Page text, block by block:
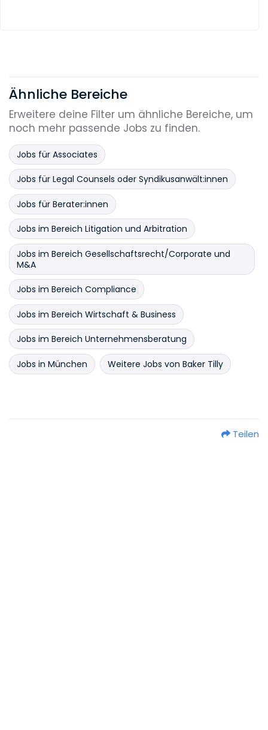
Ähnliche Bereiche
Erweitere deine Filter um ähnliche Bereiche, um
noch mehr passende Jobs zu finden.
Jobs für Associates
Jobs für Legal Counsels oder Syndikusanwält:innen
Jobs für Berater:innen
Jobs im Bereich Litigation und Arbitration
Jobs im Bereich Gesellschaftsrecht/Corporate und
M&A
Jobs im Bereich Compliance
Jobs im Bereich Wirtschaft & Business
Jobs im Bereich Unternehmensberatung
Jobs in München Weitere Jobs von Baker Tilly
Teilen